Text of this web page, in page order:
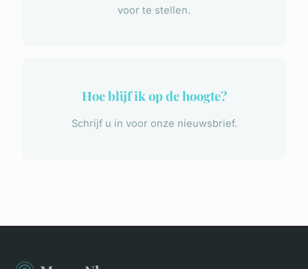
voor te stellen.
Hoe blijf ik op de hoogte?
Schrijf u in voor onze nieuwsbrief.